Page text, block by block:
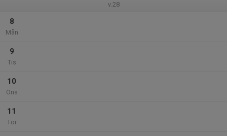
v.28
8
Mån
9
Tis
10
Ons
11
Tor